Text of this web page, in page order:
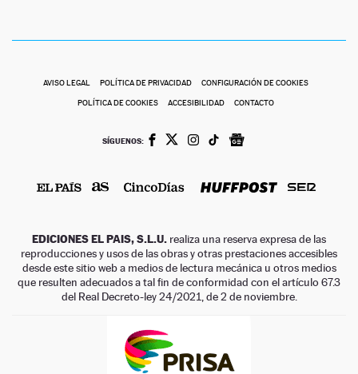
AVISO LEGAL POLÍTICA DE PRIVACIDAD CONFIGURACIÓN DE COOKIES
POLÍTICA DE COOKIES ACCESIBILIDAD CONTACTO
SÍGUENOS:
EDICIONES EL PAIS, S.L.U. realiza una reserva expresa de las
reproducciones y usos de las obras y otras prestaciones accesibles
desde este sitio web a medios de lectura mecánica u otros medios
que resulten adecuados a tal fin de conformidad con el artículo 67.3
del Real Decreto-ley 24/2021, de 2 de noviembre.